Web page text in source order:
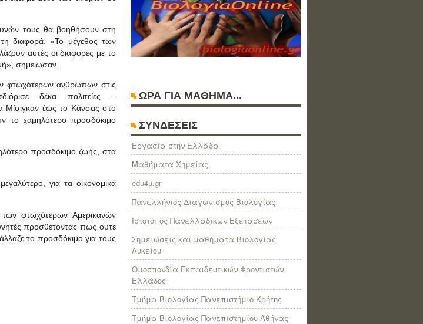
τους θα βοηθήσουν στη
διαφορά. «Το μέγεθος των
αυτές οι διαφορές με το
σημείωσαν.
φτωχότερων ανθρώπων στις
δέκα πολιτείες –
Μίσιγκαν έως το Κάνσας στο
το χαμηλότερο προσδόκιμο
προσδόκιμο ζωής, στα
για τα οικονομικά
φτωχότερων Αμερικανών
προσθέτοντας πως ούτε
το προσδόκιμο για τους
ΩΡΑ ΓΙΑ ΜΑΘΗΜΑ...
ΣΥΝΔΕΣΕΙΣ
Eργασία στην Ελλάδα
Μαθήματα Χημείας
edu4u.gr
Πανελλήνιος Διαγωνισμός Βιολογίας
Ιστοτόπος Πανελλαδικών Εξετάσεων
Σημειώσεις και μαθήματα Βιολογίας
Λυκείου
Ομοσπονδία Εκπαιδευτικών Φροντιστών
Ελλάδος
Τμήμα Βιολογίας Πανεπιστήμιο Κρήτης
Τμήμα Βιολογίας Πανεπιστημίου Αθήνας